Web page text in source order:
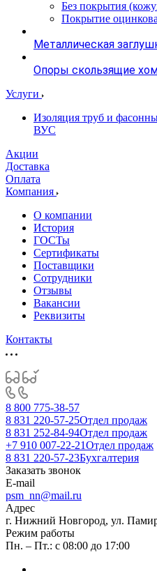
Без покрытия
Покрытие
Металлическая
Опоры скользящие
Услуги
Изоляция труб и
ВУС
Акции
Доставка
Оплата
Компания
О компании
История
ГОСТы
Сертификаты
Поставщики
Сотрудники
Отзывы
Вакансии
Реквизиты
Контакты
8 800 775-38-57
8 831 220-57-25Отдел продаж
8 831 252-84-94Отдел продаж
+7 910 007-22-21Отдел продаж
8 831 220-57-23Бухгалтерия
Заказать звонок
E-mail
psm_nn@mail.ru
Адрес
г. Нижний Новгород, ул.
Режим работы
Пн. – Пт.: с 08:00 до 17:00